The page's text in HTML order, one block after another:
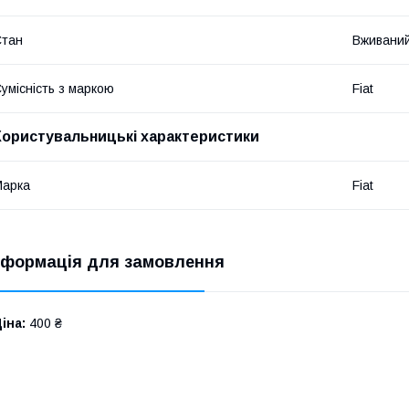
з маркою Fiat
характеристики
Fiat
для замовлення
400 ₴